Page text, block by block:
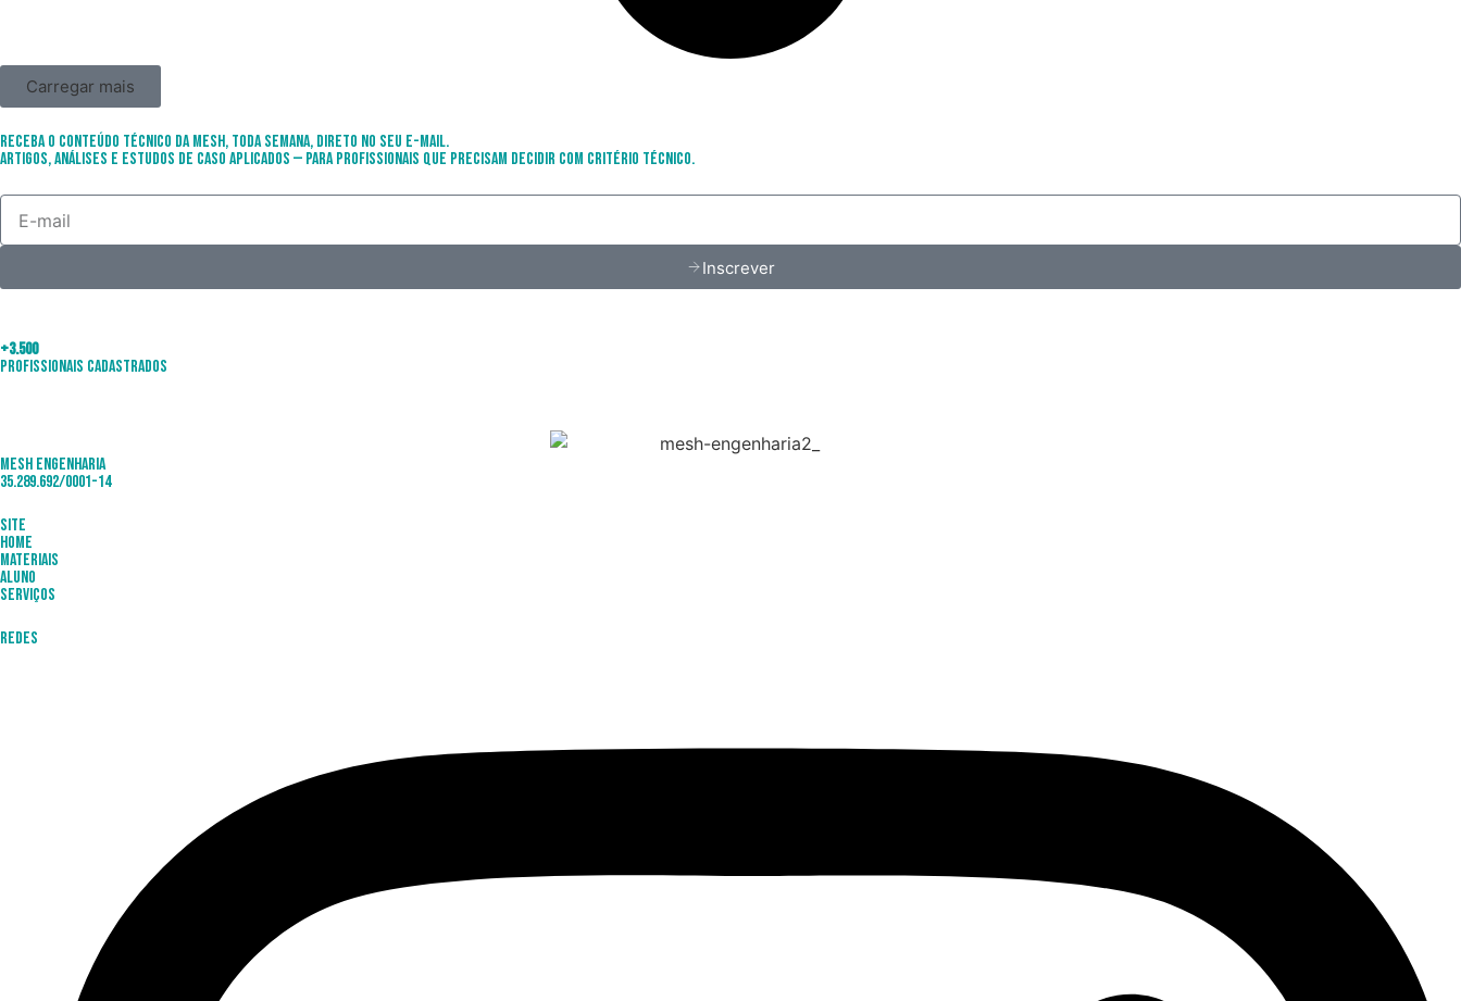
Carregar mais
Receba o conteúdo técnico da Mesh, toda semana, direto no seu e-mail.
Artigos, análises e estudos de caso aplicados — para profissionais que precisam decidir com critério técnico.
Inscrever
+3.500
Profissionais Cadastrados
Mesh Engenharia
35.289.692/0001-14
Site
Home
Materiais
Aluno
Serviços
Redes